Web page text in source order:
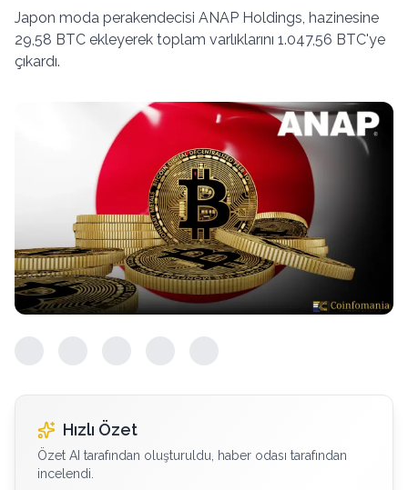
Japon moda perakendecisi ANAP Holdings, hazinesine
29,58 BTC ekleyerek toplam varlıklarını 1.047,56 BTC'ye
çıkardı.
Hızlı Özet
Özet AI tarafından oluşturuldu, haber odası tarafından
incelendi.